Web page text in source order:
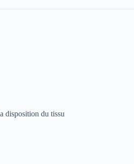
disposition du tissu